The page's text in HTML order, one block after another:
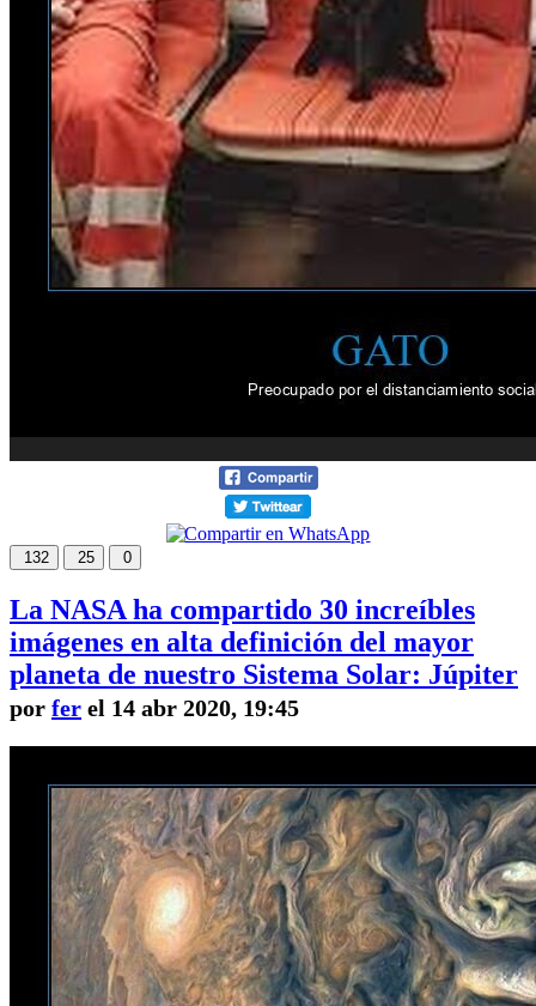
132 25 0
La NASA ha compartido 30 increíbles
imágenes en alta definición del mayor
planeta de nuestro Sistema Solar: Júpiter
por fer el 14 abr 2020, 19:45